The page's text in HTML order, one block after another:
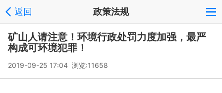
返回 政策法规
矿山人请注意！环境行政处罚力度加强，最严
构成可环境犯罪！
2019-09-25 17:04 浏览:11658